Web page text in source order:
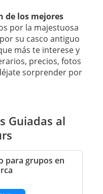
de los mejores
por la majestuosa
su casco antiguo
más te interese y
precios, fotos
sorprender por
Guiadas al
para grupos en